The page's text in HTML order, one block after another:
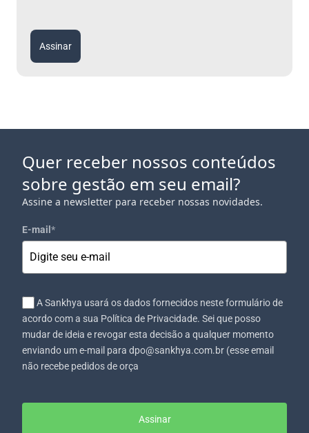
Assinar
Quer receber nossos conteúdos
sobre gestão em seu email?
Assine a newsletter para receber nossas novidades.
E-mail *
A Sankhya usará os dados fornecidos neste formulário de
acordo com a sua Política de Privacidade. Sei que posso
mudar de ideia e revogar esta decisão a qualquer momento
enviando um e-mail para dpo@sankhya.com.br (esse email
não recebe pedidos de orça
Assinar